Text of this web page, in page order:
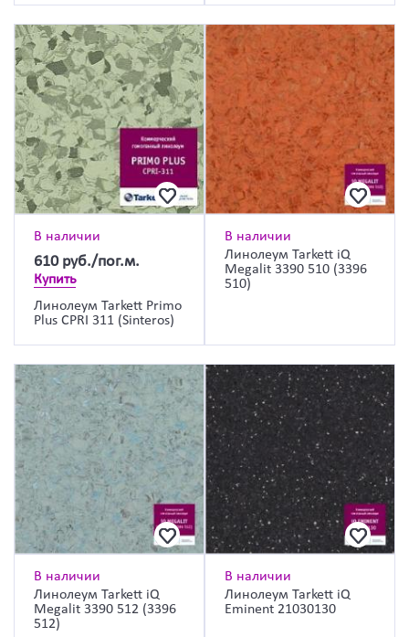
В наличии
610 руб./пог.м.
Купить
Линолеум Tarkett Primo
Plus CPRI 311 (Sinteros)
В наличии
Линолеум Tarkett iQ
Megalit 3390 510 (3396
510)
В наличии
Линолеум Tarkett iQ
Megalit 3390 512 (3396
512)
В наличии
Линолеум Tarkett iQ
Eminent 21030130